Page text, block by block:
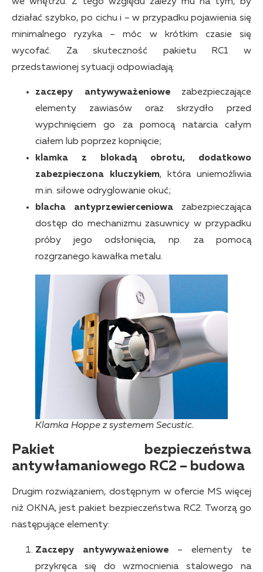
działać szybko, po cichu i – w przypadku pojawienia się
minimalnego ryzyka – móc w krótkim czasie się
wycofać. Za skuteczność pakietu RC1 w
przedstawionej sytuacji odpowiadają:
zaczepy antywyważeniowezabezpieczające
elementy zawiasów oraz skrzydło przed
wypchnięciem go za pomocą natarcia całym
ciałem lub poprzez kopnięcie;
klamka z blokadą obrotu, dodatkowo
zabezpieczona kluczykiem, która uniemożliwia
m.in. siłowe odryglowanie okuć;
blacha antyprzewierceniowa zabezpieczająca
dostęp do mechanizmu zasuwnicy w przypadku
próby jego odsłonięcia, np. za pomocą
rozgrzanego kawałka metalu.
Klamka Hoppe z systemem Secustic.
Pakiet bezpieczeństwa
antywłamaniowego RC2 – budowa
Drugim rozwiązaniem, dostępnym w ofercie MS więcej
niż OKNA, jest pakiet bezpieczeństwa RC2. Tworzą go
następujące elementy:
Zaczepy antywyważeniowe – elementy te
przykręca się do wzmocnienia stalowego na